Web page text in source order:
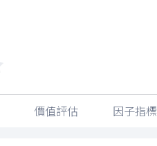
價值評估 因子指標